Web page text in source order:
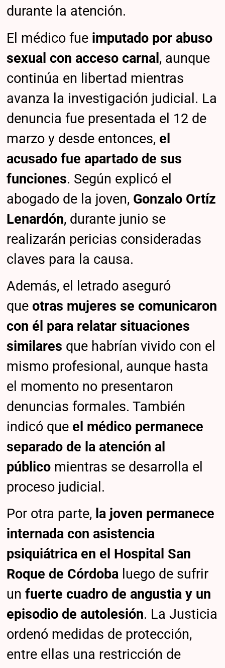
durante la atención.
El médico fue imputado por abuso
sexual con acceso carnal , aunque
continúa en libertad mientras
avanza la investigación judicial. La
denuncia fue presentada el 12 de
marzo y desde entonces, el
acusado fue apartado de sus
funciones. Según explicó el
abogado de la joven, Gonzalo Ortíz
Lenardón, durante junio se
realizarán pericias consideradas
claves para la causa.
Además, el letrado aseguró
queotras mujeres se comunicaron
con él para relatar situaciones
similares que habrían vivido con el
mismo profesional, aunque hasta
el momento no presentaron
denuncias formales. También
indicó que el médico permanece
separado de la atención al
público mientras se desarrolla el
proceso judicial.
Por otra parte, la joven permanece
internada con asistencia
psiquiátrica en el Hospital San
Roque de Córdoba luego de sufrir
unfuerte cuadro de angustia y un
episodio de autolesión. La Justicia
ordenó medidas de protección,
entre ellas una restricción de